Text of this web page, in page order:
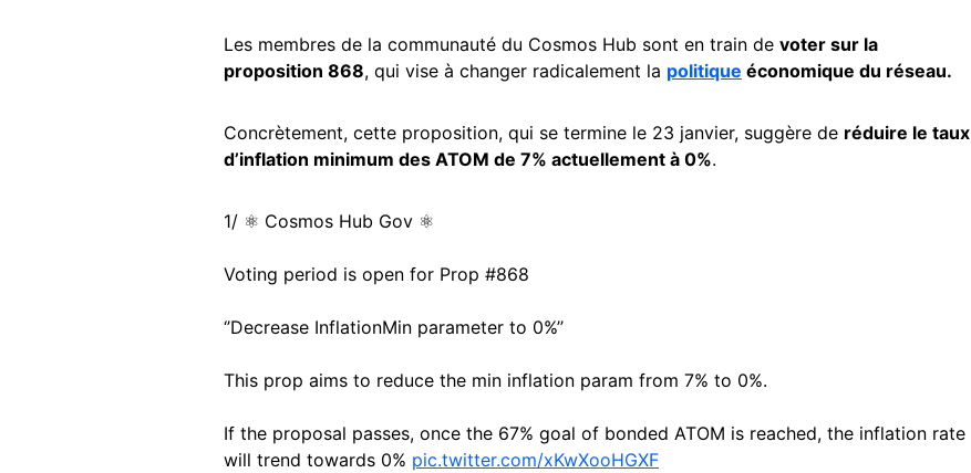
Les membres de la communauté du Cosmos Hub sont en train de voter sur la
proposition 868, qui vise à changer radicalement la politique économique du réseau.
Concrètement, cette proposition, qui se termine le 23 janvier, suggère de réduire le taux
d’inflation minimum des ATOM de 7% actuellement à 0%.
1/ ⚛️ Cosmos Hub Gov ⚛️
Voting period is open for Prop #868
‘’Decrease InflationMin parameter to 0%’’
This prop aims to reduce the min inflation param from 7% to 0%.
If the proposal passes, once the 67% goal of bonded ATOM is reached, the inflation rate
will trend towards 0% pic.twitter.com/xKwXooHGXF